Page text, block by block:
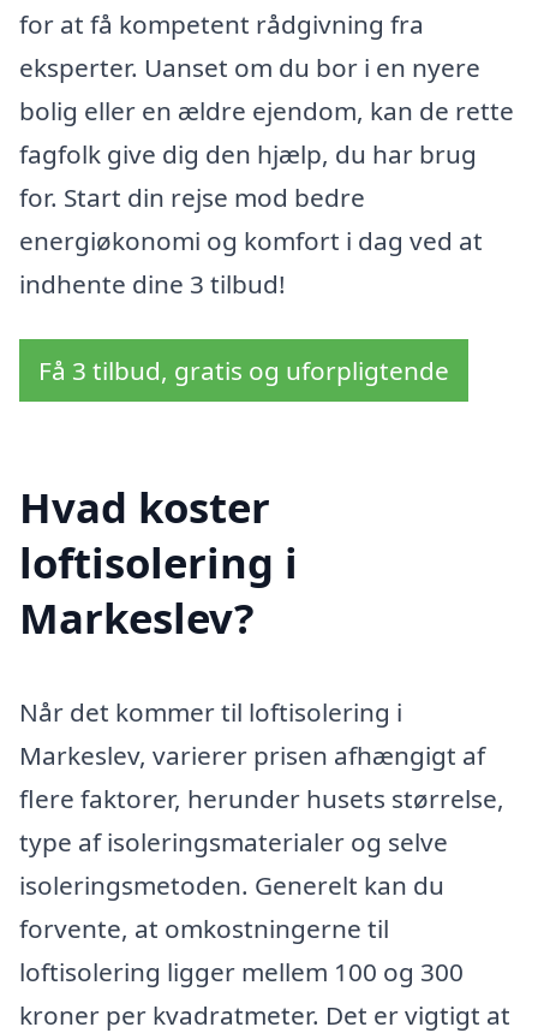
for at få kompetent rådgivning fra
eksperter. Uanset om du bor i en nyere
bolig eller en ældre ejendom, kan de rette
fagfolk give dig den hjælp, du har brug
for. Start din rejse mod bedre
energiøkonomi og komfort i dag ved at
indhente dine 3 tilbud!
Få 3 tilbud, gratis og uforpligtende
Hvad koster
loftisolering i
Markeslev?
Når det kommer til loftisolering i
Markeslev, varierer prisen afhængigt af
flere faktorer, herunder husets størrelse,
type af isoleringsmaterialer og selve
isoleringsmetoden. Generelt kan du
forvente, at omkostningerne til
loftisolering ligger mellem 100 og 300
kroner per kvadratmeter. Det er vigtigt at